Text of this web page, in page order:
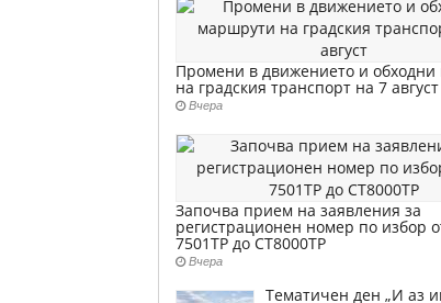
Промени в движението и
на градския транспорт на 7 август
Вчера
Започва прием на заявления за
регистрационен номер по избор
7501ТР до СТ8000ТР
Вчера
Тематичен ден „И аз